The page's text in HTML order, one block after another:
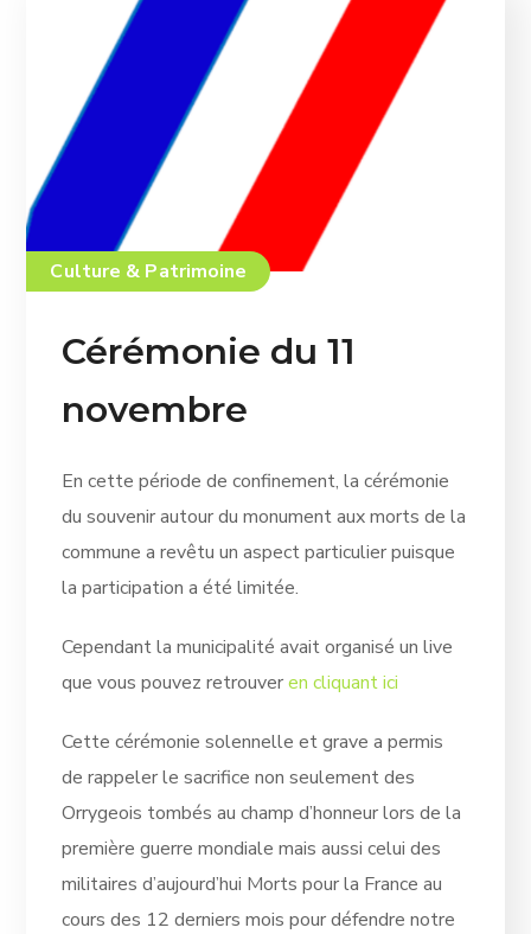
Culture & Patrimoine
Cérémonie du 11
novembre
En cette période de confinement, la cérémonie
du souvenir autour du monument aux morts de la
commune a revêtu un aspect particulier puisque
la participation a été limitée.
Cependant la municipalité avait organisé un live
que vous pouvez retrouveren cliquant ici
Cette cérémonie solennelle et grave a permis
de rappeler le sacrifice non seulement des
Orrygeois tombés au champ d’honneur lors de la
première guerre mondiale mais aussi celui des
militaires d’aujourd’hui Morts pour la France au
cours des 12 derniers mois pour défendre notre